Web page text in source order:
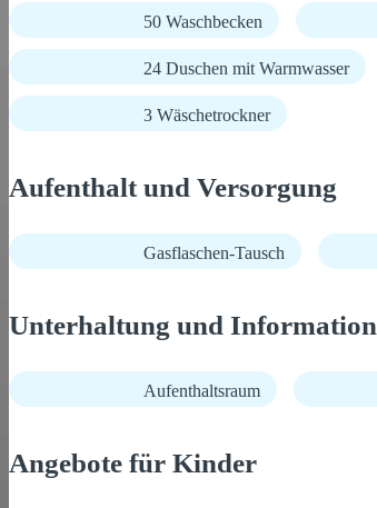
50 Waschbecken
24 Duschen mit Warmwasser
3 Wäschetrockner
Aufenthalt und Versorgung
Gasflaschen-Tausch
Unterhaltung und Information
Aufenthaltsraum
Angebote für Kinder